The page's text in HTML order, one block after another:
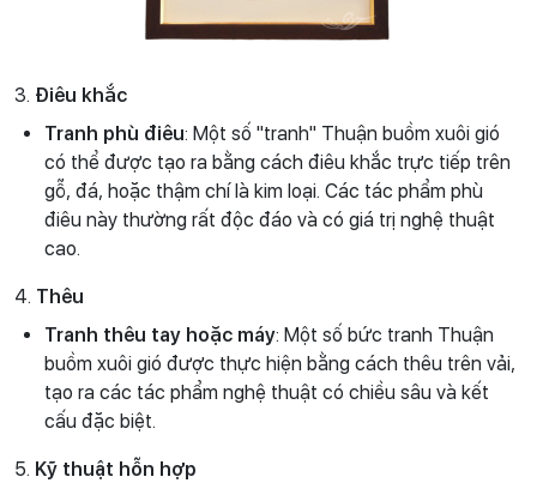
3. Điêu khắc
Tranh phù điêu: Một số "tranh" Thuận buồm xuôi gió
có thể được tạo ra bằng cách điêu khắc trực tiếp trên
gỗ, đá, hoặc thậm chí là kim loại. Các tác phẩm phù
điêu này thường rất độc đáo và có giá trị nghệ thuật
cao.
4. Thêu
Tranh thêu tay hoặc máy: Một số bức tranh Thuận
buồm xuôi gió được thực hiện bằng cách thêu trên vải,
tạo ra các tác phẩm nghệ thuật có chiều sâu và kết
cấu đặc biệt.
5. Kỹ thuật hỗn hợp